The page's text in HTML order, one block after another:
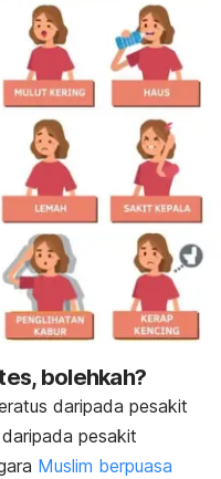
bolehkah?
daripada pesakit
pesakit
Muslim berpuasa